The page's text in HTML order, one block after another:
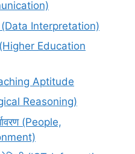
(Data Interpretation)
(Higher Education
Aptitude
Reasoning)
(People,